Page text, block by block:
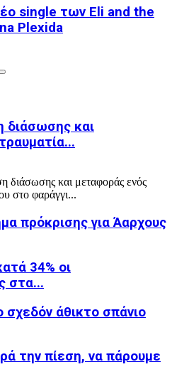
single των Eli and the
Plexida
Search
διάσωσης και
διάσωσης και μεταφοράς ενός
στο φαράγγι...
πρόκρισης για Άαρχους
34% οι
στα...
σχεδόν άθικτο σπάνιο
την πίεση, να πάρουμε